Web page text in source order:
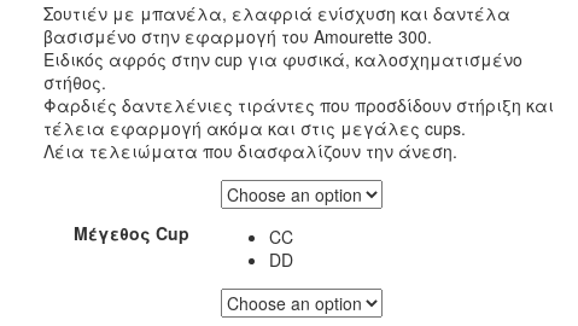
Σουτιέν με μπανέλα, ελαφριά ενίσχυση και δαντέλα
βασισμένο στην εφαρμογή του Amourette 300.
Ειδικός αφρός στην cup για φυσικά, καλοσχηματισμένο
στήθος.
Φαρδιές δαντελένιες τιράντες που προσδίδουν στήριξη και
τέλεια εφαρμογή ακόμα και στις μεγάλες cups.
Λέια τελειώματα που διασφαλίζουν την άνεση.
Μέγεθος Cup CC
DD